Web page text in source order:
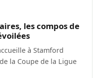
les compos de
à Stamford
la Coupe de la Ligue